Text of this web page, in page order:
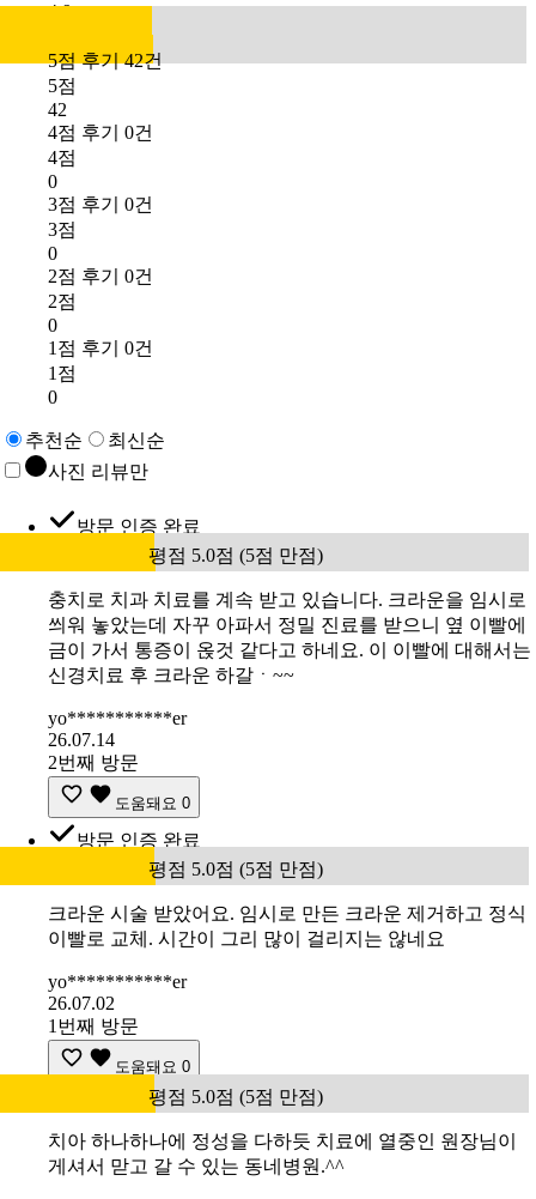
4.9
5점 후기 42건
5점
42
4점 후기 0건
4점
0
3점 후기 0건
3점
0
2점 후기 0건
2점
0
1점 후기 0건
1점
0
추천순
최신순
사진 리뷰만
방문 인증 완료
평점 5.0점 (5점 만점)
충치로 치과 치료를 계속 받고 있습니다. 크라운을 임시로
씌워 놓았는데 자꾸 아파서 정밀 진료를 받으니 옆 이빨에
금이 가서 통증이 옩것 같다고 하네요. 이 이빨에 대해서는
신경치료 후 크라운 하갈ㆍ~~
yo***********er
26.07.14
2번째 방문
도움돼요 0
방문 인증 완료
평점 5.0점 (5점 만점)
크라운 시술 받았어요. 임시로 만든 크라운 제거하고 정식
이빨로 교체. 시간이 그리 많이 걸리지는 않네요
yo***********er
26.07.02
1번째 방문
도움돼요 0
평점 5.0점 (5점 만점)
치아 하나하나에 정성을 다하듯 치료에 열중인 원장님이
게셔서 맏고 갈 수 있는 동네병원.^^